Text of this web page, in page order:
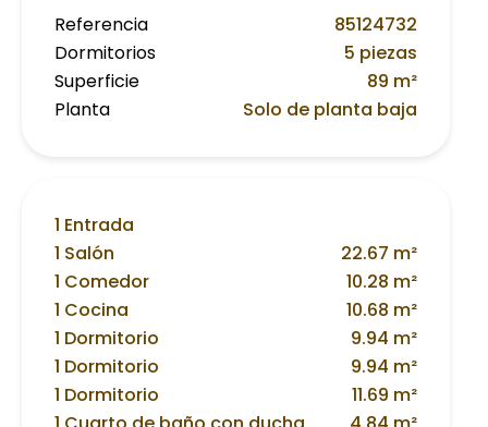
Referencia
85124732
Dormitorios
5 piezas
Superficie
89 m²
Planta
Solo de planta baja
1 Entrada
1 Salón
22.67 m²
1 Comedor
10.28 m²
1 Cocina
10.68 m²
1 Dormitorio
9.94 m²
1 Dormitorio
9.94 m²
1 Dormitorio
11.69 m²